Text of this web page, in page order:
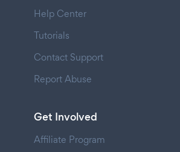
Help Center
Tutorials
Contact Support
Report Abuse
Get Involved
Affiliate Program